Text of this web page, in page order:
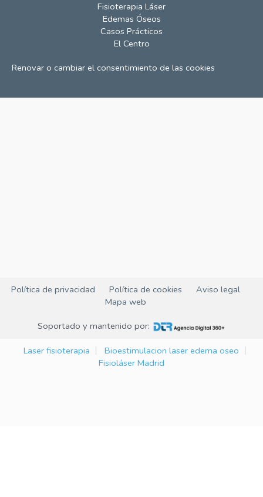
Fisioterapia Láser
Edemas Óseos
Casos Prácticos
El Centro
Renovar o cambiar el consentimiento de las cookies
Política de privacidad Política de cookies
Aviso legal
Mapa web
Soportado y mantenido por:
Laser fisioterapia
Bioestimulacion laser edema oseo
Fisioláser Madrid